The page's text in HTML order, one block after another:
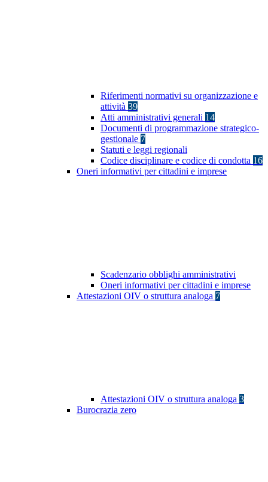
Riferimenti normativi su organizzazione e
attività 39
Atti amministrativi generali 14
Documenti di programmazione strategico-
gestionale 7
Statuti e leggi regionali
Codice disciplinare e codice di condotta 16
Oneri informativi per cittadini e imprese
Scadenzario obblighi amministrativi
Oneri informativi per cittadini e imprese
Attestazioni OIV o struttura analoga 7
Attestazioni OIV o struttura analoga 3
Burocrazia zero